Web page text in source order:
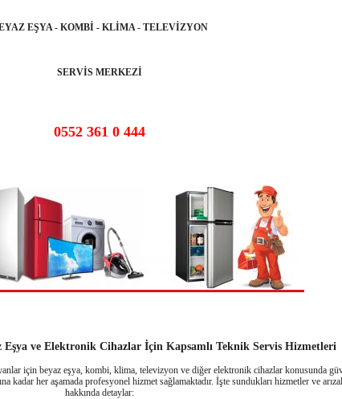
EŞYA - KOMBİ - KLİMA - TELEVİZYON
SERVİS MERKEZİ
0552 361 0 444
Eşya ve Elektronik Cihazlar İçin Kapsamlı Teknik Servis Hizmetleri
için beyaz eşya, kombi, klima, televizyon ve diğer elektronik cihazlar konusunda
kadar her aşamada profesyonel hizmet sağlamaktadır. İşte sundukları hizmetler ve
hakkında detaylar: